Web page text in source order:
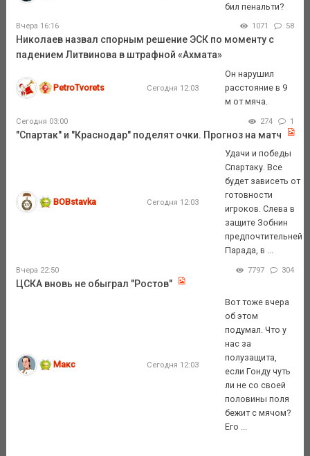
бил пенальти?
Вчера 16:16 1071 58
Николаев назвал спорным решение ЭСК по моменту с
падением Литвинова в штрафной «Ахмата»
PetroTvorets Сегодня 12:03
Он нарушил
расстояние в 9
м от мяча.
Сегодня 03:00 274 1
"Спартак" и "Краснодар" поделят очки. Прогноз на матч
BOBstavka Сегодня 12:03
Удачи и победы
Спартаку. Все
будет зависеть от
готовности
игроков. Слева в
защите Зобнин
предпочтительней
Парада, в ...
Вчера 22:50 7797 304
ЦСКА вновь не обыграл "Ростов"
Макс Сегодня 12:03
Вот тоже вчера
об этом
подумал. Что у
нас за
полузащита,
если Гонду чуть
ли не со своей
половины поля
бежит с мячом?
Его ...